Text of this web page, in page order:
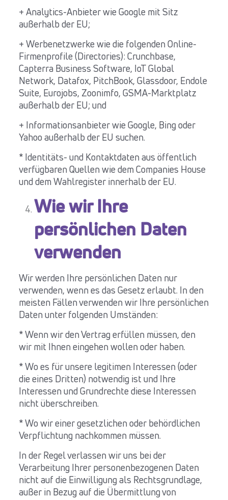
+ Analytics-Anbieter wie Google mit Sitz
außerhalb der EU;
+ Werbenetzwerke wie die folgenden Online-
Firmenprofile (Directories): Crunchbase,
Capterra Business Software, IoT Global
Network, Datafox, PitchBook, Glassdoor, Endole
Suite, Eurojobs, Zoonimfo, GSMA-Marktplatz
außerhalb der EU; und
+ Informationsanbieter wie Google, Bing oder
Yahoo außerhalb der EU suchen.
* Identitäts- und Kontaktdaten aus öffentlich
verfügbaren Quellen wie dem Companies House
und dem Wahlregister innerhalb der EU.
Wie wir Ihre
persönlichen Daten
verwenden
Wir werden Ihre persönlichen Daten nur
verwenden, wenn es das Gesetz erlaubt. In den
meisten Fällen verwenden wir Ihre persönlichen
Daten unter folgenden Umständen:
* Wenn wir den Vertrag erfüllen müssen, den
wir mit Ihnen eingehen wollen oder haben.
* Wo es für unsere legitimen Interessen (oder
die eines Dritten) notwendig ist und Ihre
Interessen und Grundrechte diese Interessen
nicht überschreiben.
* Wo wir einer gesetzlichen oder behördlichen
Verpflichtung nachkommen müssen.
In der Regel verlassen wir uns bei der
Verarbeitung Ihrer personenbezogenen Daten
nicht auf die Einwilligung als Rechtsgrundlage,
außer in Bezug auf die Übermittlung von